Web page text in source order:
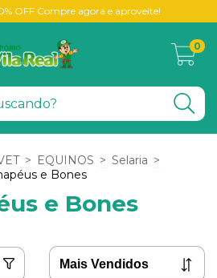
OFF Compre agora e aproveite!
0
> EQUINOS > Selaria >
e Bones
e Bones